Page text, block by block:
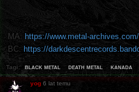
MA: https://www.metal-
BC: https://
Tagi: black metal death metal kanada
yog 6 lat temu